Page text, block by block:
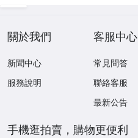
關於我們
新聞中心
服務說明
客服中心
常見問答
聯絡客服
最新公告
手機逛拍賣，購物更便利